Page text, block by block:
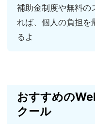
補助金制度や無料の
れば、個人の負担を
るよ
おすすめの
クール